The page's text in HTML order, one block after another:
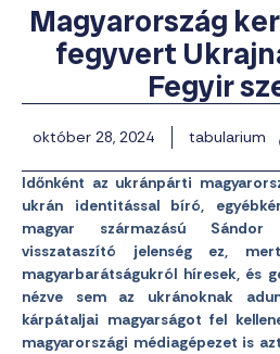
Magyarország
fegyvert
Fegyir
október 28, 2024 tabularium
Időnként az ukránpárti
ukrán identitással bíró,
magyar származású Sándor
visszataszító jelenség ez,
magyarbarátságukról híresek, és
nézve sem az ukránoknak
kárpátaljai magyarságot fel
magyarországi médiagépezet is